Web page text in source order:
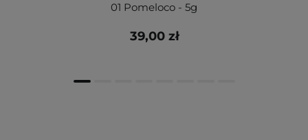
01 Pomeloco - 5g
39,00 zł